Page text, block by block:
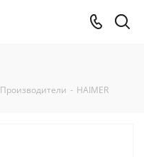
Производители - HAIMER